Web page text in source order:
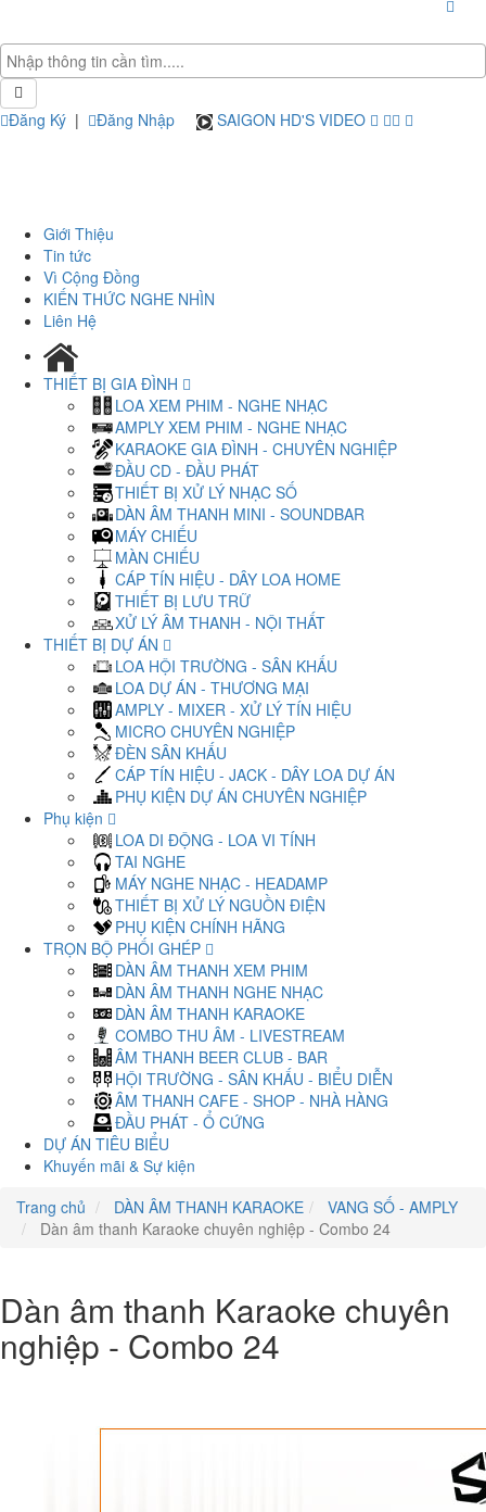
Đăng Ký | Đăng Nhập SAIGON HD'S VIDEO
Giới Thiệu
Tin tức
Vì Cộng Đồng
KIẾN THỨC NGHE NHÌN
Liên Hệ
THIẾT BỊ GIA ĐÌNH
LOA XEM PHIM - NGHE NHẠC
AMPLY XEM PHIM - NGHE NHẠC
KARAOKE GIA ĐÌNH - CHUYÊN NGHIỆP
ĐẦU CD - ĐẦU PHÁT
THIẾT BỊ XỬ LÝ NHẠC SỐ
DÀN ÂM THANH MINI - SOUNDBAR
MÁY CHIẾU
MÀN CHIẾU
CÁP TÍN HIỆU - DÂY LOA HOME
THIẾT BỊ LƯU TRỮ
XỬ LÝ ÂM THANH - NỘI THẤT
THIẾT BỊ DỰ ÁN
LOA HỘI TRƯỜNG - SÂN KHẤU
LOA DỰ ÁN - THƯƠNG MẠI
AMPLY - MIXER - XỬ LÝ TÍN HIỆU
MICRO CHUYÊN NGHIỆP
ĐÈN SÂN KHẤU
CÁP TÍN HIỆU - JACK - DÂY LOA DỰ ÁN
PHỤ KIỆN DỰ ÁN CHUYÊN NGHIỆP
Phụ kiện
LOA DI ĐỘNG - LOA VI TÍNH
TAI NGHE
MÁY NGHE NHẠC - HEADAMP
THIẾT BỊ XỬ LÝ NGUỒN ĐIỆN
PHỤ KIỆN CHÍNH HÃNG
TRỌN BỘ PHỐI GHÉP
DÀN ÂM THANH XEM PHIM
DÀN ÂM THANH NGHE NHẠC
DÀN ÂM THANH KARAOKE
COMBO THU ÂM - LIVESTREAM
ÂM THANH BEER CLUB - BAR
HỘI TRƯỜNG - SÂN KHẤU - BIỂU DIỄN
ÂM THANH CAFE - SHOP - NHÀ HÀNG
ĐẦU PHÁT - Ổ CỨNG
DỰ ÁN TIÊU BIỂU
Khuyến mãi & Sự kiện
Trang chủ
DÀN ÂM THANH KARAOKE
VANG SỐ - AMPLY
Dàn âm thanh Karaoke chuyên nghiệp - Combo 24
Dàn âm thanh Karaoke chuyên
nghiệp - Combo 24